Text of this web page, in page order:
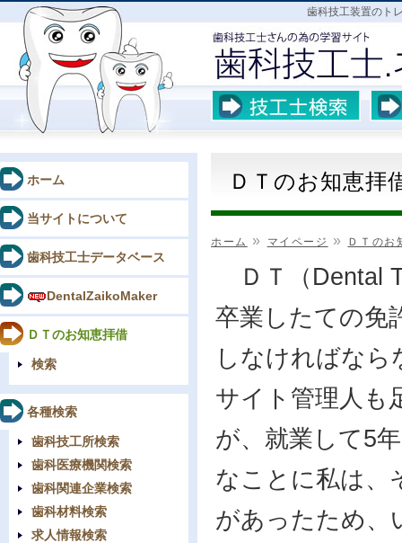
歯科技工装置のト
ＤＴのお知恵
ホーム » マイページ » ＤＴのお
ＤＴ（Dental
卒業したての免
しなければな
サイト管理人も
が、就業して5
なことに私は、
があったため、
ホーム
当サイトについて
歯科技工士データベース
DentalZaikoMaker
ＤＴのお知恵拝借
検索
各種検索
歯科技工所検索
歯科医療機関検索
歯科関連企業検索
歯科材料検索
求人情報検索